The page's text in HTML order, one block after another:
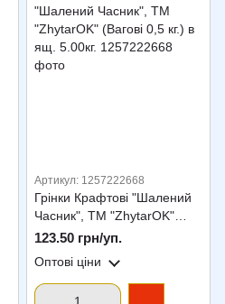
Артикул: 1257222668
Грінки Крафтові "Шалений
Часник", ТМ "ZhytarOK"
(Вагові 0,5 кг.) в ящ. 5.00кг.
123.50 грн/уп.
Оптові ціни